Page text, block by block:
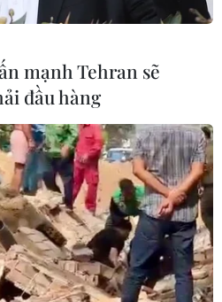
mạnh Tehran sẽ
đầu hàng